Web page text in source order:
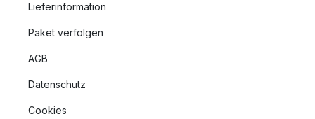
Lieferinformation
Paket verfolgen
AGB
Datenschutz
Cookies